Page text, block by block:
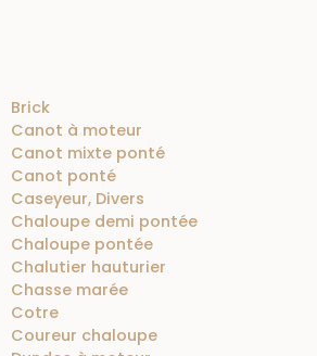
Brick
Canot à moteur
Canot mixte ponté
Canot ponté
Caseyeur, Divers
Chaloupe demi pontée
Chaloupe pontée
Chalutier hauturier
Chasse marée
Cotre
Coureur chaloupe